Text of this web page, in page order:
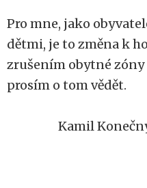
Pro mne, jako
dětmi, je to změna k
zrušením obytné
prosím o tom vědět.
Kamil